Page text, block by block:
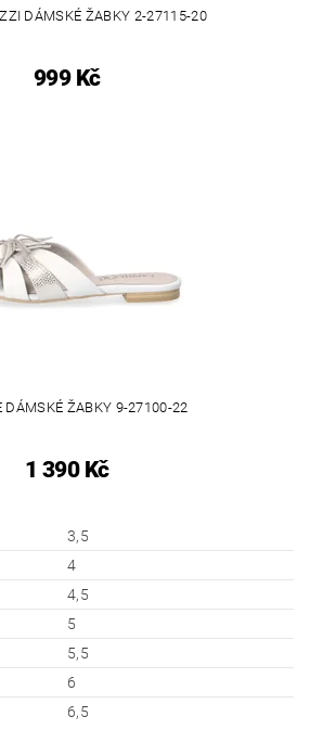
DÁMSKÉ ŽABKY 2-27115-20
999 Kč
DÁMSKÉ ŽABKY 9-27100-22
1 390 Kč
3,5
4
4,5
5
5,5
6
6,5